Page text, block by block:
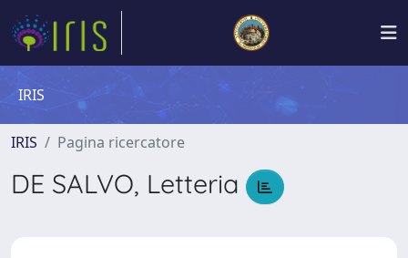
IRIS
IRIS Pagina ricercatore
DE SALVO, Letteria